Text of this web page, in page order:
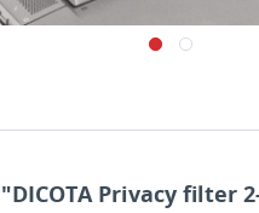
Privacy filter